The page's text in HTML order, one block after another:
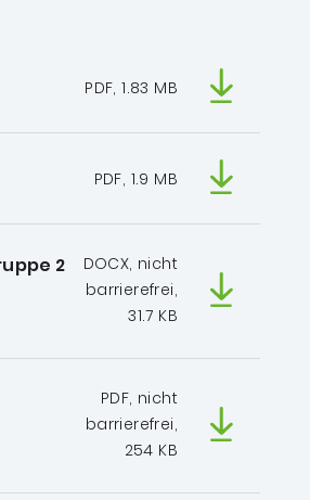
PDF, 1.83 MB
PDF, 1.9 MB
2
DOCX, nicht
barrierefrei,
31.7 KB
PDF, nicht
barrierefrei,
254 KB